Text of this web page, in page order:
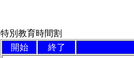
特別教育時間割
開始
終了